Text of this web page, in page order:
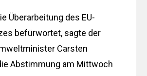
Überarbeitung des EU-
befürwortet, sagte der
Carsten
Abstimmung am Mittwoch